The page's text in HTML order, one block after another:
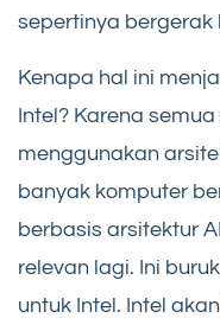
sepertinya bergerak
Kenapa hal ini
Intel? Karena
menggunakan
banyak komputer
berbasis arsitektur
relevan lagi. Ini
untuk Intel. Intel